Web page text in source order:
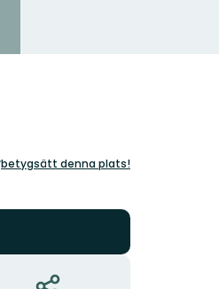
betygsätt denna plats!